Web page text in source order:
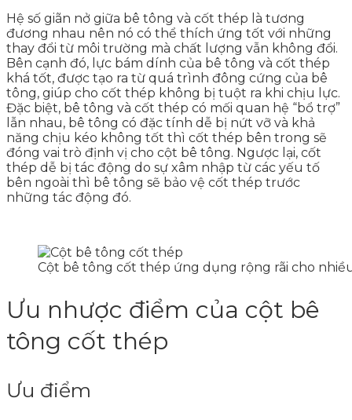
Hệ số giãn nở giữa bê tông và cốt thép là tương
đương nhau nên nó có thể thích ứng tốt với những
thay đổi từ môi trường mà chất lượng vẫn không đổi.
Bên cạnh đó, lực bám dính của bê tông và cốt thép
khá tốt, được tạo ra từ quá trình đông cứng của bê
tông, giúp cho cốt thép không bị tuột ra khi chịu lực.
Đặc biệt, bê tông và cốt thép có mối quan hệ “bổ trợ”
lẫn nhau, bê tông có đặc tính dễ bị nứt vỡ và khả
năng chịu kéo không tốt thì cốt thép bên trong sẽ
đóng vai trò định vị cho cột bê tông. Ngược lại, cốt
thép dễ bị tác động do sự xâm nhập từ các yếu tố
bên ngoài thì bê tông sẽ bảo vệ cốt thép trước
những tác động đó.
Cột bê tông cốt thép ứng dụng rộng rãi cho
Ưu nhược điểm của cột bê
tông cốt thép
Ưu điểm